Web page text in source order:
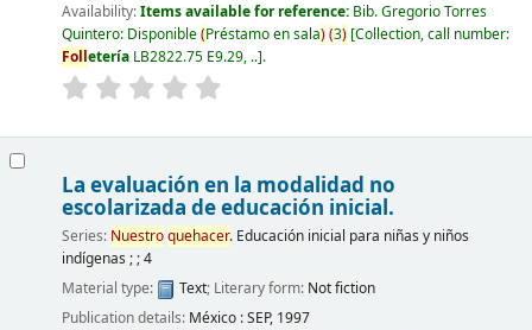
Availability:Items available for reference: Bib. Gregorio Torres
Quintero: Disponible(Préstamo en sala)(3) Collection, call number:
Folletería LB2822.75 E9.29, .. .
La evaluación en la modalidad no
escolarizada de educación inicial.
Series: Nuestroquehacer. Educación inicial para niñas y niños
indígenas ; ; 4
Material type:
Text; Literary form: Not fiction
Publication details: México :SEP, 1997